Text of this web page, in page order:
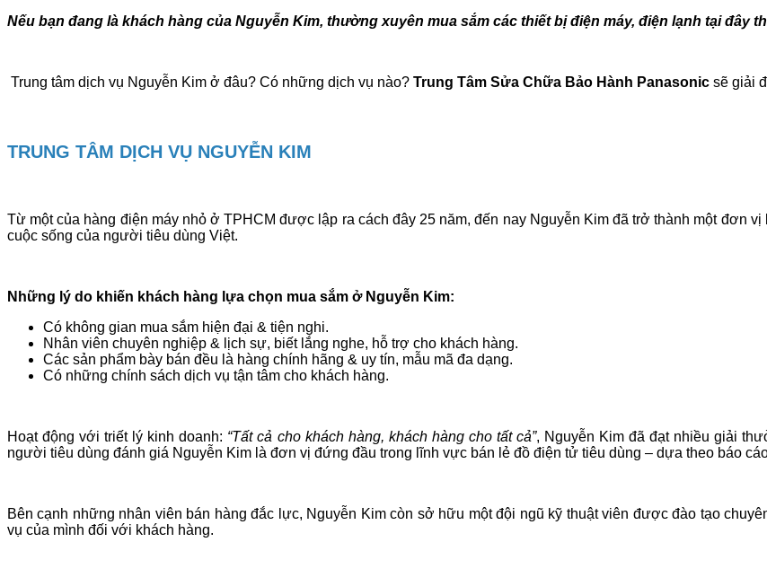
Nếu bạn đang là khách hàng của Nguyễn Kim, thường xuyên mua sắm các thiết bị điện máy, điện lạnh tại đây
Trung tâm dịch vụ Nguyễn Kim ở đâu? Có những dịch vụ nào? Trung Tâm Sửa Chữa Bảo Hành Panasonic sẽ giải
TRUNG TÂM DỊCH VỤ NGUYỄN KIM
Từ một của hàng điện máy nhỏ ở TPHCM được lập ra cách đây 25 năm, đến nay Nguyễn Kim đã trở thành một đơn
cuộc sống của người tiêu dùng Việt.
Những lý do khiến khách hàng lựa chọn mua sắm ở Nguyễn Kim:
Có không gian mua sắm hiện đại & tiện nghi.
Nhân viên chuyên nghiệp & lịch sự, biết lắng nghe, hỗ trợ cho khách hàng.
Các sản phẩm bày bán đều là hàng chính hãng & uy tín, mẫu mã đa dạng.
Có những chính sách dịch vụ tận tâm cho khách hàng.
Hoạt động với triết lý kinh doanh: “Tất cả cho khách hàng, khách hàng cho tất cả”, Nguyễn Kim đã đạt nhiều giải
người tiêu dùng đánh giá Nguyễn Kim là đơn vị đứng đầu trong lĩnh vực bán lẻ đồ điện tử tiêu dùng – dựa theo báo
Bên cạnh những nhân viên bán hàng đắc lực, Nguyễn Kim còn sở hữu một đội ngũ kỹ thuật viên được đào tạo
vụ của mình đối với khách hàng.